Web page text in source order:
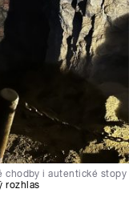
chodby i autentické stopy
rozhlas